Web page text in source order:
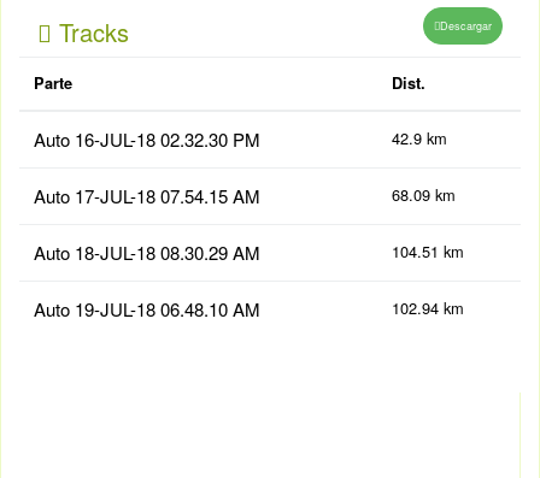
Tracks Descargar
Parte Dist.
Auto 16-JUL-18 02.32.30 PM 42.9 km
Auto 17-JUL-18 07.54.15 AM 68.09 km
Auto 18-JUL-18 08.30.29 AM 104.51 km
Auto 19-JUL-18 06.48.10 AM 102.94 km